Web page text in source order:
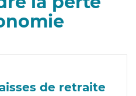
de retraite